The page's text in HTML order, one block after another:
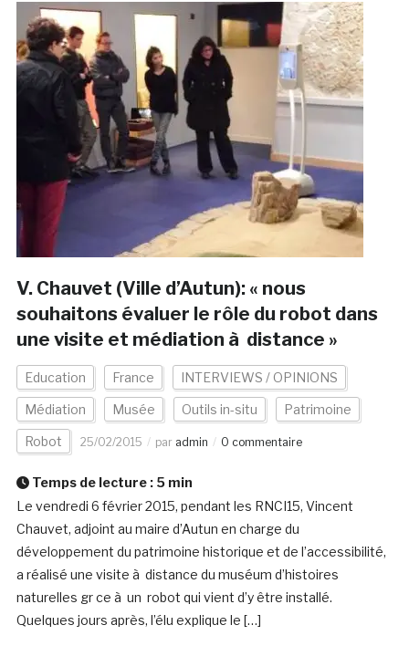
V. Chauvet (Ville d’Autun): « nous
souhaitons évaluer le rôle du robot dans
une visite et médiation à distance »
Education France INTERVIEWS / OPINIONS
Médiation Musée Outils in-situ Patrimoine
Robot 25/02/2015 par admin 0 commentaire
Temps de lecture : 5 min
Le vendredi 6 février 2015, pendant les RNCI15, Vincent
Chauvet, adjoint au maire d’Autun en charge du
développement du patrimoine historique et de l’accessibilité,
a réalisé une visite à distance du muséum d’histoires
naturelles gr ce à un robot qui vient d’y être installé.
Quelques jours après, l’élu explique le […]